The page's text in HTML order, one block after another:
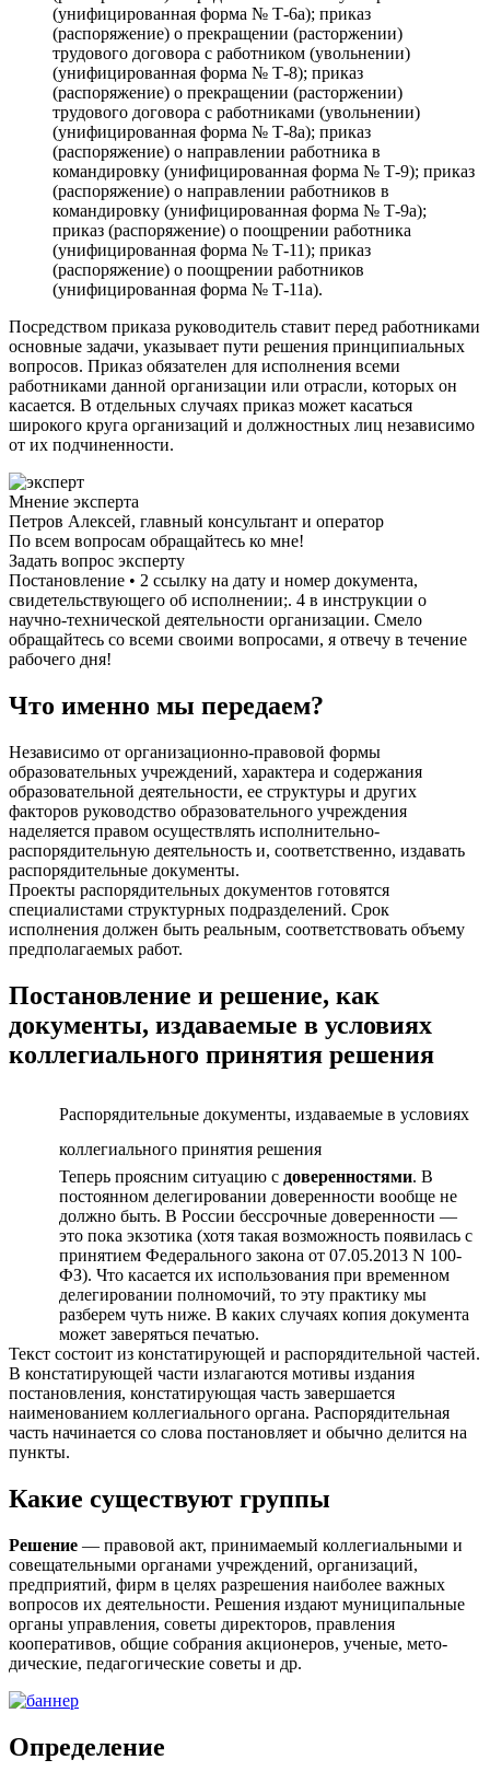
(унифицированная форма № Т-6а); приказ
(распоряжение) о прекращении (расторжении)
трудового договора с работником (увольнении)
(унифицированная форма № Т-8); приказ
(распоряжение) о прекращении (расторжении)
трудового договора с работниками (увольнении)
(унифицированная форма № Т-8а); приказ
(распоряжение) о направлении работника в
командировку (унифицированная форма № Т-9); приказ
(распоряжение) о направлении работников в
командировку (унифицированная форма № Т-9а);
приказ (распоряжение) о поощрении работника
(унифицированная форма № Т-11); приказ
(распоряжение) о поощрении работников
(унифицированная форма № Т-11а).
Посредством приказа руководитель ставит перед работниками
основные задачи, указывает пути решения принципиальных
вопросов. Приказ обязателен для исполнения всеми
работниками данной организации или отрасли, которых он
касается. В отдельных случаях приказ может касаться
широкого круга организаций и должностных лиц независимо
от их подчиненности.
Мнение эксперта
Петров Алексей, главный консультант и оператор
По всем вопросам обращайтесь ко мне!
Задать вопрос эксперту
Постановление • 2 ссылку на дату и номер документа,
свидетельствующего об исполнении;. 4 в инструкции о
научно-технической деятельности организации. Смело
обращайтесь со всеми своими вопросами, я отвечу в течение
рабочего дня!
Что именно мы передаем?
Независимо от организационно-правовой формы
образовательных учреждений, характера и содержания
образовательной деятельности, ее структуры и других
факторов руководство образовательного учреждения
наделяется правом осуществлять исполнительно-
распорядительную деятельность и, соответственно, издавать
распорядительные документы.
Проекты распорядительных документов готовятся
специалистами структурных подразделений. Срок
исполнения должен быть реальным, соответствовать объему
предполагаемых работ.
Постановление и решение, как
документы, издаваемые в условиях
коллегиального принятия решения
Распорядительные документы, издаваемые в условиях
коллегиального принятия решения
Теперь проясним ситуацию с доверенностями. В
постоянном делегировании доверенности вообще не
должно быть. В России бессрочные доверенности —
это пока экзотика (хотя такая возможность появилась с
принятием Федерального закона от 07.05.2013 N 100-
ФЗ). Что касается их использования при временном
делегировании полномочий, то эту практику мы
разберем чуть ниже. В каких случаях копия документа
может заверяться печатью.
Текст состоит из констатирующей и распорядительной частей.
В констатирующей части излагаются мотивы издания
постановления, констатирующая часть завершается
наименованием коллегиального органа. Распорядительная
часть начинается со слова постановляет и обычно делится на
пункты.
Какие существуют группы
Решение — правовой акт, принимаемый коллегиальными и
совеща­тельными органами учреждений, организаций,
предприятий, фирм в целях разрешения наиболее важных
вопросов их деятельности. Реше­ния издают муниципальные
органы управления, советы директоров, правления
кооперативов, общие собрания акционеров, ученые, мето­
дические, педагогические советы и др.
Определение